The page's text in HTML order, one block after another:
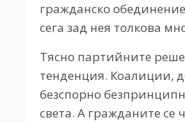
гражданско
сега зад нея толкова
Тясно партийните
тенденция. Коалиции,
безспорно
света. А гражданите се